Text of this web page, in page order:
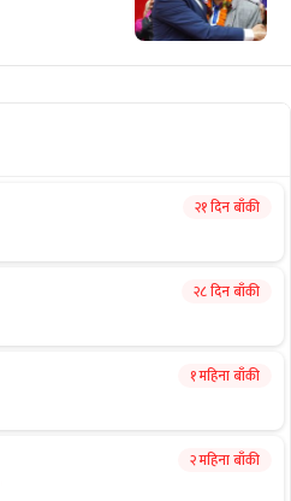
२१ दिन बाँकी
२८ दिन बाँकी
१ महिना बाँकी
२ महिना बाँकी